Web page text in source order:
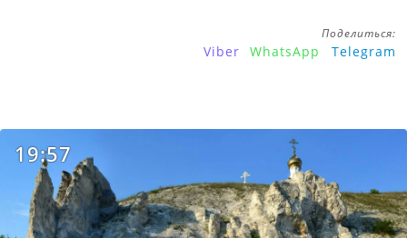
Поделиться:
Viber WhatsApp Telegram
19:57